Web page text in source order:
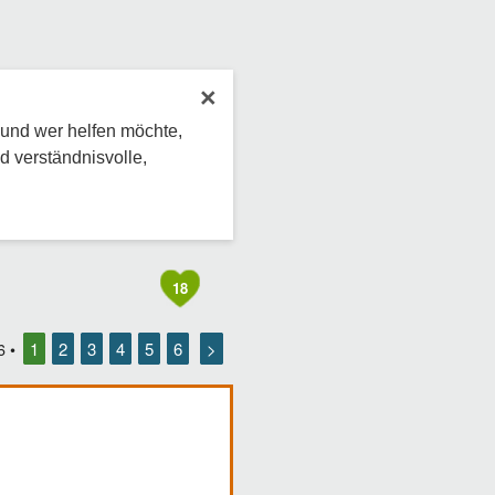
×
wer helfen möchte,
verständnisvolle,
18
• 1 2 3 4 5 6 >